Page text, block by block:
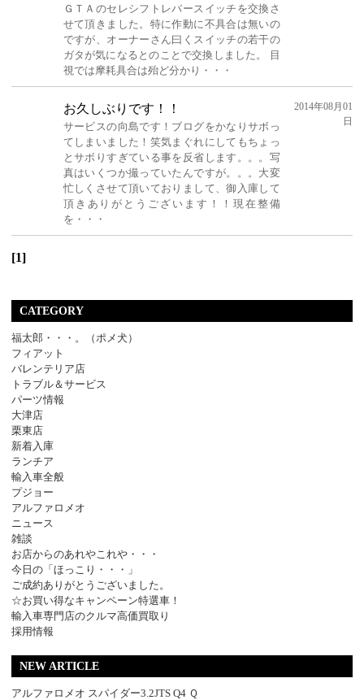
ＧＴＡのセレシフトレバースイッチを交換さ
せて頂きました。特に作動に不具合は無いの
ですが、オーナーさん曰くスイッチの若干の
ガタが気になるとのことで交換しました。 目
視では摩耗具合は殆ど分かり・・・
お久しぶりです！！
サービスの向島です！ブログをかなりサボっ
てしまいました！笑気まぐれにしてもちょっ
とサボりすぎている事を反省します。。。写
真はいくつか撮っていたんですが。。。大変
忙しくさせて頂いておりまして、御入庫して
頂きありがとうございます！！現在整備
を・・・
2014年08月01
日
[1]
CATEGORY
福太郎・・・。（ポメ犬）
フィアット
バレンテリア店
トラブル＆サービス
パーツ情報
大津店
栗東店
新着入庫
ランチア
輸入車全般
プジョー
アルファロメオ
ニュース
雑談
お店からのあれやこれや・・・
今日の「ほっこり・・・」
ご成約ありがとうございました。
☆お買い得なキャンペーン特選車！
輸入車専門店のクルマ高価買取り
採用情報
NEW ARTICLE
アルファロメオ スパイダー3.2JTS Q4 Ｑ